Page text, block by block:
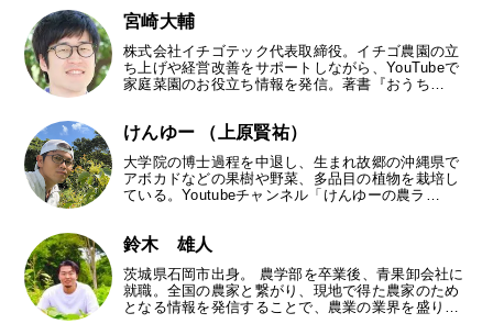
宮崎大輔
株式会社イチゴテック代表取締役。イチゴ農園の立
ち上げや経営改善をサポートしながら、YouTubeで
家庭菜園のお役立ち情報を発信。著書『おうち…
けんゆー （上原賢祐）
大学院の博士過程を中退し、生まれ故郷の沖縄県で
アボカドなどの果樹や野菜、多品目の植物を栽培し
ている。Youtubeチャンネル「けんゆーの農ラ…
鈴木 雄人
茨城県石岡市出身。 農学部を卒業後、青果卸会社に
就職。全国の農家と繋がり、現地で得た農家のため
となる情報を発信することで、農業の業界を盛り…